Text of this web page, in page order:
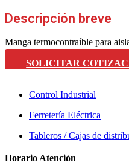
Descripción breve
Manga termocontraíble para
SOLICITAR
Control Industrial
Ferretería Eléctrica
Tableros / Cajas de
Horario Atención